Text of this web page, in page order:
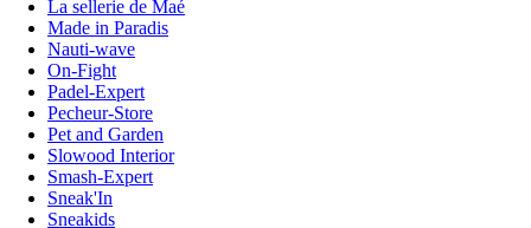
La sellerie de Maé
Made in Paradis
Nauti-wave
On-Fight
Padel-Expert
Pecheur-Store
Pet and Garden
Slowood Interior
Smash-Expert
Sneak'In
Sneakids